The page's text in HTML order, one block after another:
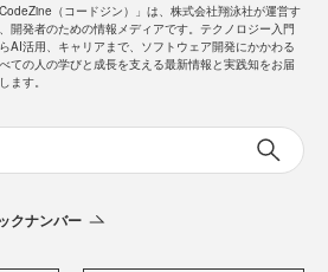
CodeZine（コードジン）」は、株式会社翔泳社が運営す
開発者のための情報メディアです。テクノロジー入門
AI活用、キャリアまで、ソフトウェア開発にかかわる
ての人の学びと成長を支える最新情報と実践知をお届
ます。
クナンバー